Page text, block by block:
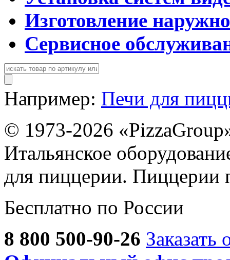
Изготовление
Сервисное
Например: Печи для
© 1973-2026
Итальянское
для пиццерии. Пиццерии
Бесплатно по России
8 800 500-90-26 Заказать